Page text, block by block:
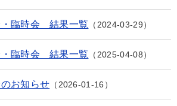
・臨時会 結果一覧 2024-03-29
・臨時会 結果一覧 2025-04-08
お知らせ 2026-01-16